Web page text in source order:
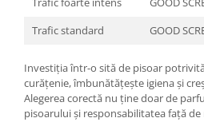
Trafic standard
GOOD
Investiția într-o sită de pisoar
curățenie, îmbunătățește igiena și
Alegerea corectă nu ține doar de
pisoarului și responsabilitatea față de